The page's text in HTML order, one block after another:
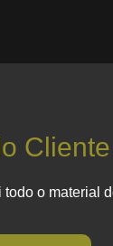
Cliente
o material